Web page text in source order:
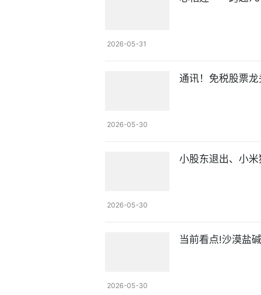
2026-05-31
通讯！免税股票
2026-05-30
小股东退出、小
2026-05-30
当前看点!沙漠盐
2026-05-30